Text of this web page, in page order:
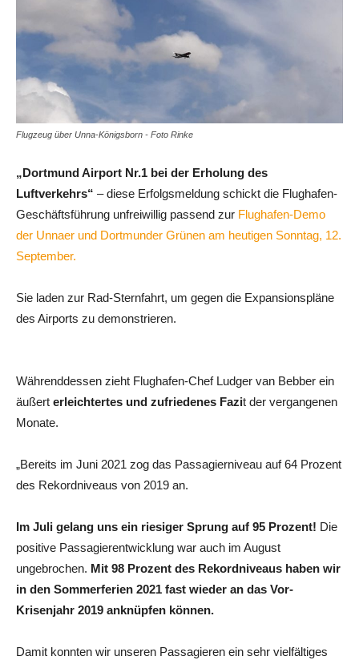
Flugzeug über Unna-Königsborn - Foto Rinke
„Dortmund Airport Nr.1 bei der Erholung des
Luftverkehrs“ – diese Erfolgsmeldung schickt die Flughafen-
Geschäftsführung unfreiwillig passend zur Flughafen-Demo
der Unnaer und Dortmunder Grünen am heutigen Sonntag, 12.
September.
Sie laden zur Rad-Sternfahrt, um gegen die Expansionspläne
des Airports zu demonstrieren.
Währenddessen zieht Flughafen-Chef Ludger van Bebber ein
äußert erleichtertes und zufriedenes Fazit der vergangenen
Monate.
„Bereits im Juni 2021 zog das Passagierniveau auf 64 Prozent
des Rekordniveaus von 2019 an.
Im Juli gelang uns ein riesiger Sprung auf 95 Prozent! Die
positive Passagierentwicklung war auch im August
ungebrochen. Mit 98 Prozent des Rekordniveaus haben wir
in den Sommerferien 2021 fast wieder an das Vor-
Krisenjahr 2019 anknüpfen können.
Damit konnten wir unseren Passagieren ein sehr vielfältiges